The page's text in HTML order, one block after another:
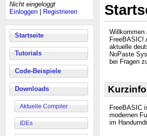
Nicht eingeloggt
Einloggen
Registrieren
Startseite
Tutorials
Code-Beispiele
Downloads
Aktuelle Compiler
IDEs
Willkommen
FreeBASIC!
aktuelle
NoPaste
bei Fragen
FreeBASIC
modernen
im